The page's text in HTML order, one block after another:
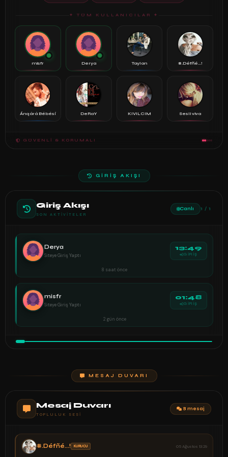
✦ TÜM KULLANICILAR ✦
misfr Derya Taylan #.Défñé...!
Ánqárá Bébésí DeRaY KIVILCIM Sesli viva
GÜVENLI & KORUMALI
GİRİŞ AKIŞI
Giriş Akışı
SON AKTIVITELER
Canlı 1 / 1
Derya
Siteye Giriş Yaptı
13:49
GİRİŞ
8 saat önce
misfr
Siteye Giriş Yaptı
01:48
GİRİŞ
2 gün önce
MESAJ DUVARI
Mesaj Duvarı
TOPLULUK SESI
8 mesaj
#.Défñé...! KURUCU 05 Ağustos 13:29